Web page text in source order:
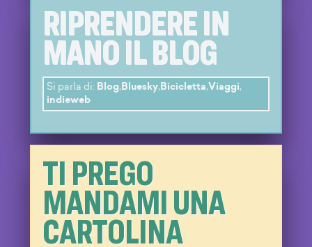
RIPRENDERE IN
MANO IL BLOG
Si parla di: Blog, Bluesky, Bicicletta,Viaggi,
indieweb
TI PREGO
MANDAMI UNA
CARTOLINA